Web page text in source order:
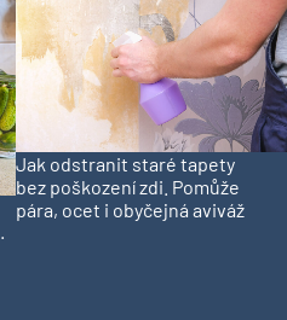
Jak odstranit staré tapety
bez poškození zdi. Pomůže
pára, ocet i obyčejná aviváž